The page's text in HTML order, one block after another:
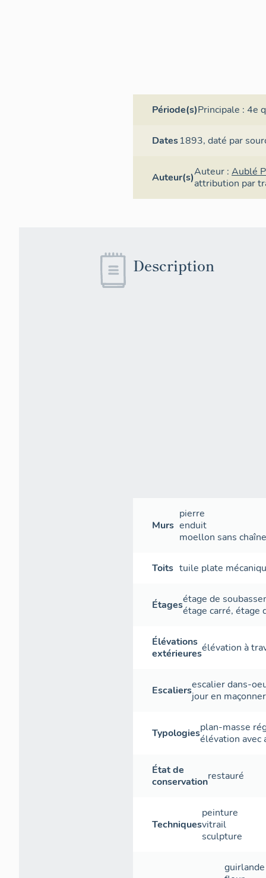
Période(s)Principale : 4e
Dates1893,daté par
Auteur(s)Auteur : Aublé
attribution par
Description
Murs
pierre
enduit
moellon sans
Toits tuile plate
Étagesétage de
étage carré, étage
Élévations
extérieuresélévation à
Escaliersescalier dans-
jouren
Typologiesplan-masse
élévation avec
État de
conservationrestauré
Techniques
peinture
vitrail
sculpture
guirlande